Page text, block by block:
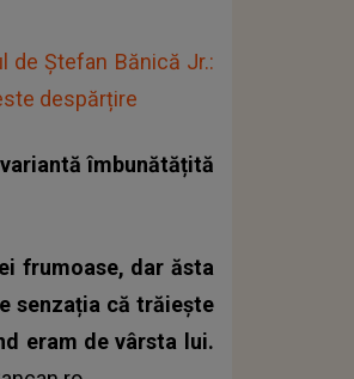
de Ștefan Bănică Jr.:
despărțire
îmbunătățită
frumoase, dar ăsta
senzația că trăiește
eram de vârsta lui.